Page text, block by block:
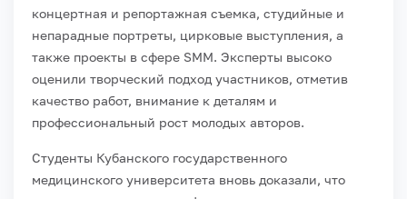
концертная и репортажная съемка, студийные и
непарадные портреты, цирковые выступления, а
также проекты в сфере SMM. Эксперты высоко
оценили творческий подход участников, отметив
качество работ, внимание к деталям и
профессиональный рост молодых авторов.
Студенты Кубанского государственного
медицинского университета вновь доказали, что